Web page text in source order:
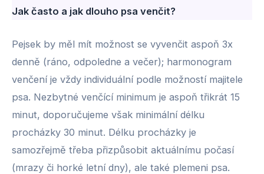
Jak často a jak dlouho psa venčit?
Pejsek by měl mít možnost se vyvenčit aspoň 3x
denně (ráno, odpoledne a večer); harmonogram
venčení je vždy individuální podle možností majitele
psa. Nezbytné venčící minimum je aspoň třikrát 15
minut, doporučujeme však minimální délku
procházky 30 minut. Délku procházky je
samozřejmě třeba přizpůsobit aktuálnímu počasí
(mrazy či horké letní dny), ale také plemeni psa.